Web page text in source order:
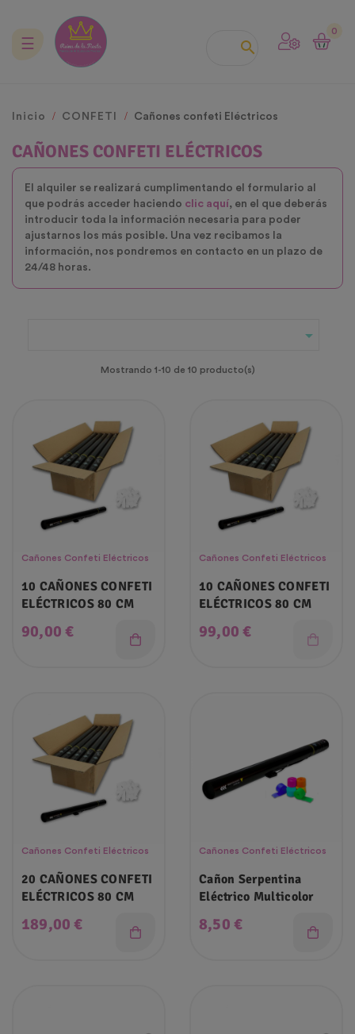

0
Navegación
☰
Inicio CONFETI Cañones confeti Eléctricos
CAÑONES CONFETI ELÉCTRICOS
El alquiler se realizará cumplimentando el formulario al
que podrás acceder haciendo clic aquí, en el que deberás
introducir toda la información necesaria para poder
ajustarnos los más posible. Una vez recibamos la
información, nos pondremos en contacto en un plazo de
24/48 horas.

Mostrando 1-10 de 10 producto(s)
Cañones Confeti Eléctricos
10 CAÑONES CONFETI
ELÉCTRICOS 80 CM
Precio
90,00 €
Cañones Confeti Eléctricos
10 CAÑONES CONFETI
ELÉCTRICOS 80 CM
Precio
99,00 €
Cañones Confeti Eléctricos
20 CAÑONES CONFETI
ELÉCTRICOS 80 CM
Precio
189,00 €
Cañones Confeti Eléctricos
Cañon Serpentina
Eléctrico Multicolor
Precio
8,50 €